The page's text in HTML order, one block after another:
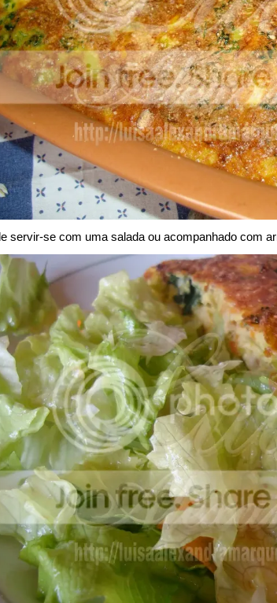
servir-se com uma salada ou acompanhado com